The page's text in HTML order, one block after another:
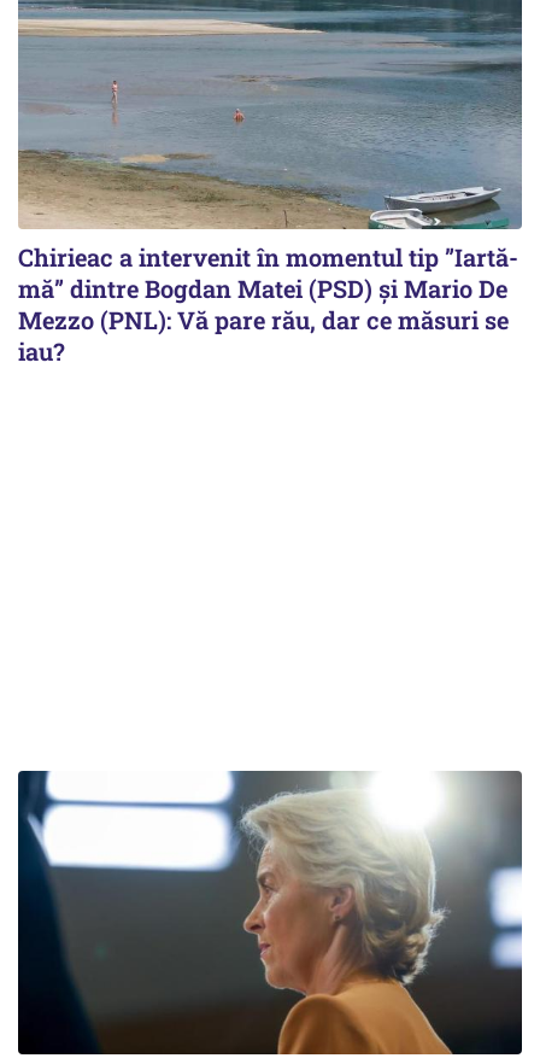
Chirieac a intervenit în momentul tip ”Iartă-
mă” dintre Bogdan Matei (PSD) și Mario De
Mezzo (PNL): Vă pare rău, dar ce măsuri se
iau?